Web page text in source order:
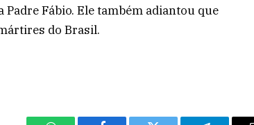
Fábio. Ele também adiantou que
do Brasil.